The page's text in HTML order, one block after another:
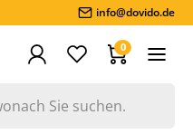
info@dovido.de
0